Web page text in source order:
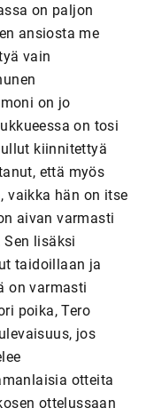
on paljon
ansiosta me
vain
on jo
on tosi
kiinnitettyä
että myös
vaikka hän on itse
aivan varmasti
lisäksi
taidoillaan ja
on varmasti
poika, Tero
jos
otteita
ottelussaan